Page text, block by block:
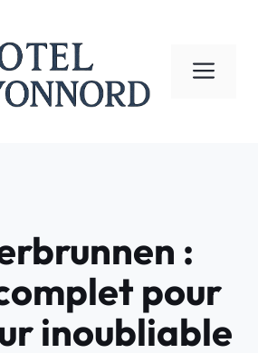
:
pour
inoubliable